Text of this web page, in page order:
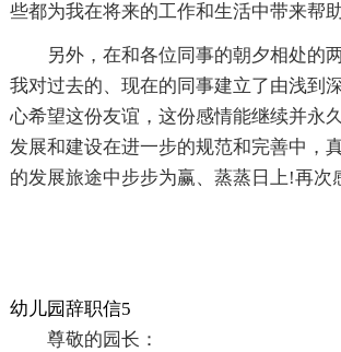
些都为我在将来的工作和生活中带来帮助
另外，在和各位同事的朝夕相处的
我对过去的、现在的同事建立了由浅到
心希望这份友谊，这份感情能继续并永
发展和建设在进一步的规范和完善中，
的发展旅途中步步为赢、蒸蒸日上!再次
幼儿园辞职信5
尊敬的园长：